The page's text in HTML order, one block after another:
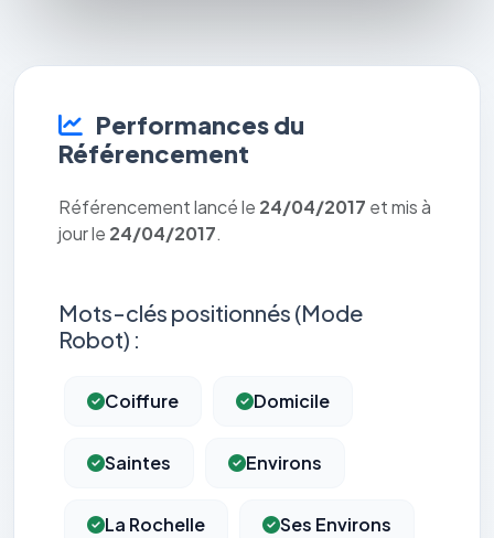
Performances du
Référencement
Référencement lancé le 24/04/2017 et mis à
jour le 24/04/2017.
Mots-clés positionnés (Mode
Robot) :
Coiffure Domicile
Saintes Environs
La Rochelle Ses Environs